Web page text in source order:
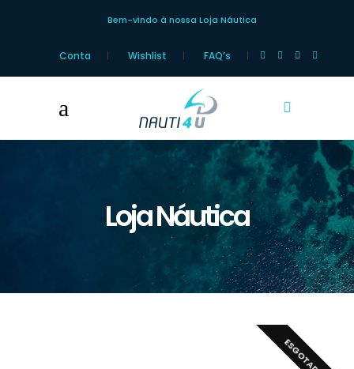
Bem-vindo à nossa Loja Náutica
Conta Wishlist FAQ’s
Loja Náutica
ESGOTADO